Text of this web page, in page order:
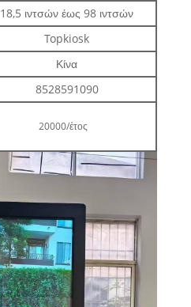
18,5 ιντσών έως 98 ιντσών
Topkiosk
Κίνα
8528591090
20000/έτος